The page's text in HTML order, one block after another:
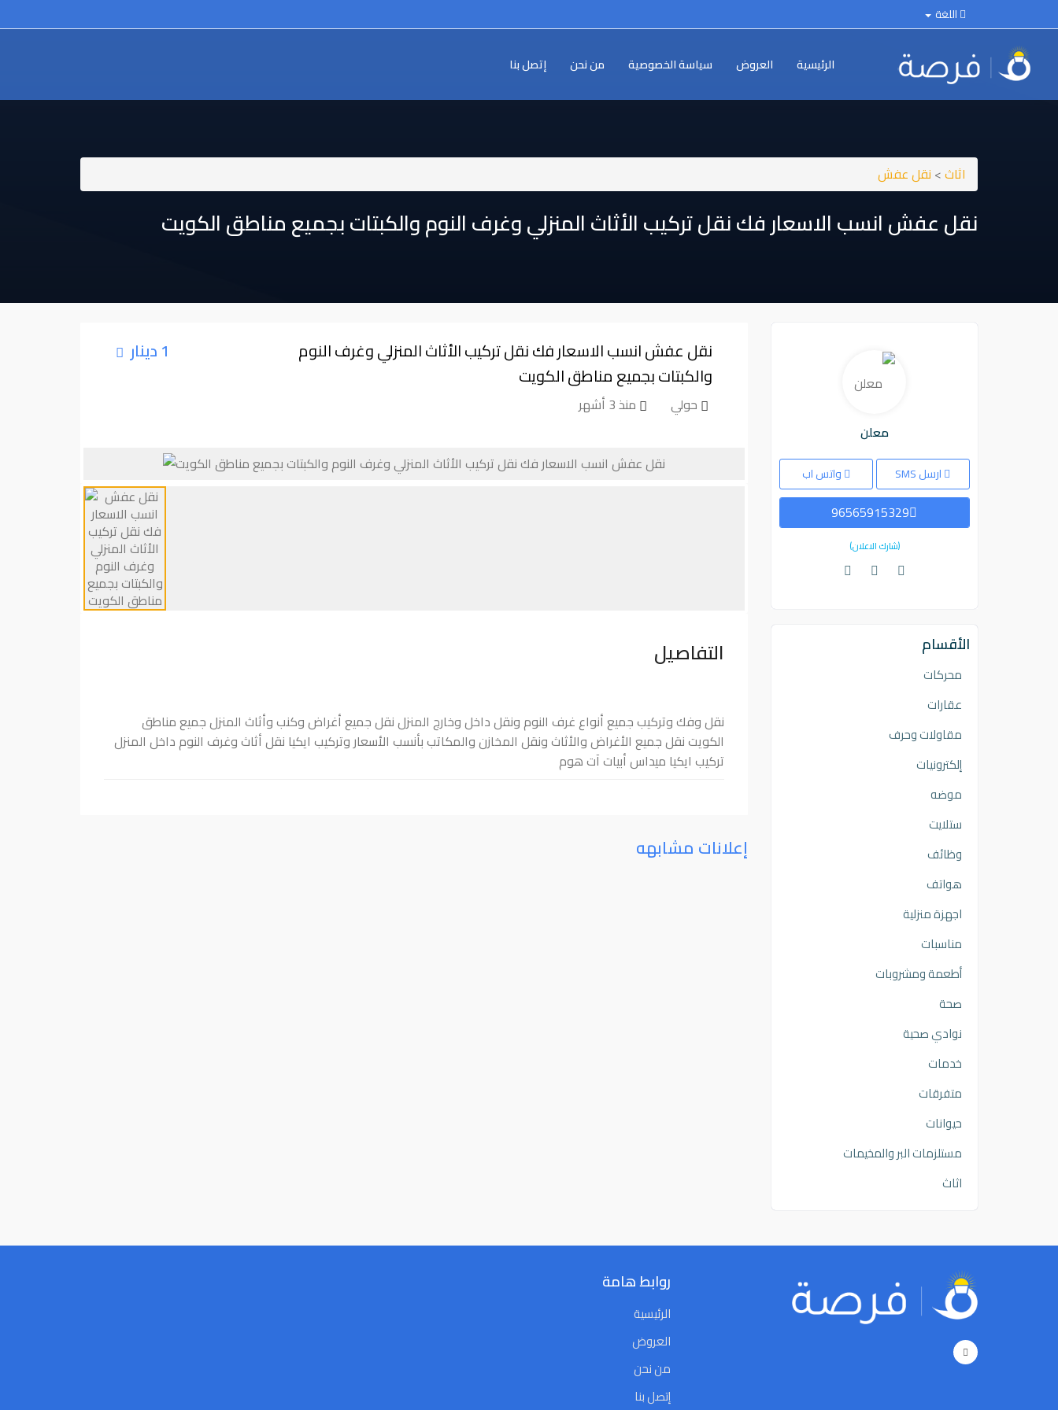
اللغة
الرئيسية العروض سياسة الخصوصية من نحن إتصل بنا
اثاث> نقل عفش
نقل عفش انسب الاسعار فك نقل تركيب الأثاث المنزلي وغرف النوم والكبتات بجميع مناطق الكويت
نقل عفش انسب الاسعار فك نقل تركيب الأثاث المنزلي وغرف النوم
والكبتات بجميع مناطق الكويت
حولي منذ 3 أشهر
1 دينار
التفاصيل
نقل وفك وتركيب جميع أنواع غرف النوم ونقل داخل وخارج المنزل نقل جميع أغراض وكنب وأثاث المنزل جميع مناطق
الكويت نقل جميع الأغراض والأثاث ونقل المخازن والمكاتب بأنسب الأسعار وتركيب ايكيا نقل أثاث وغرف النوم داخل المنزل
تركيب ايكيا ميداس أبيات آت هوم
إعلانات مشابهه
معلن
ارسل SMS واتس اب
96565915329
(شارك الاعلان)
الأقسام
محركات
عقارات
مقاولات وحرف
إلكترونيات
موضه
ستلايت
وظائف
هواتف
اجهزة منزلية
مناسبات
أطعمة ومشروبات
صحة
نوادي صحية
خدمات
متفرقات
حيوانات
مستلزمات البر والمخيمات
اثاث
روابط هامة
الرئيسية
العروض
من نحن
إتصل بنا